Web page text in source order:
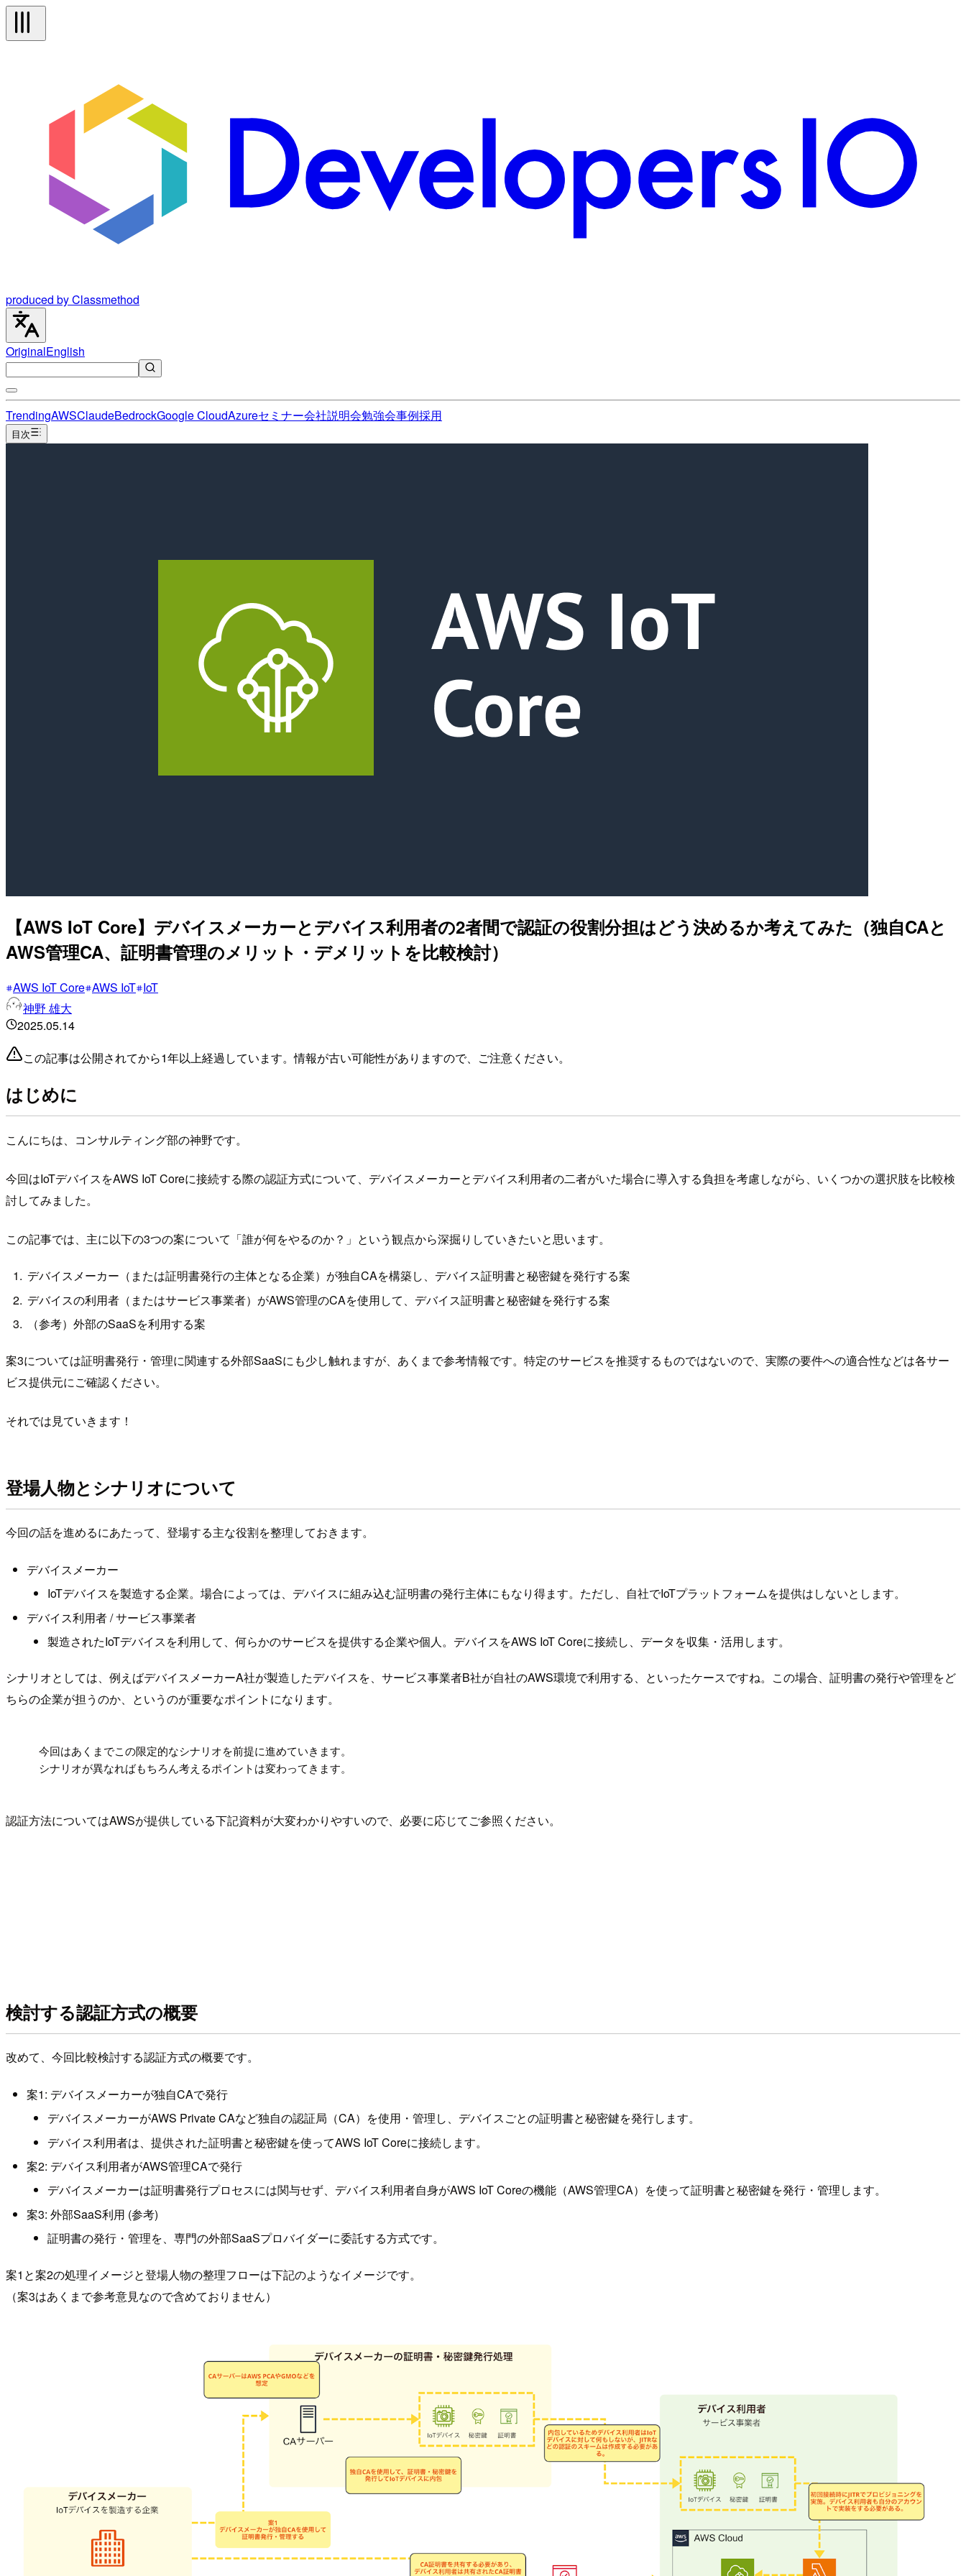
produced by Classmethod
OriginalEnglish
TrendingAWSClaudeBedrockGoogle CloudAzureセミナー会社説明会勉強会事例採用
目次
【AWS IoT Core】デバイスメーカーとデバイス利用者の2者間で認証の役割分担はどう決めるか考えてみた（独自CAと
AWS管理CA、証明書管理のメリット・デメリットを比較検討）
AWS IoT Core AWS IoT IoT
神野 雄大
2025.05.14
この記事は公開されてから1年以上経過しています。情報が古い可能性がありますので、ご注意ください。
はじめに
こんにちは、コンサルティング部の神野です。
今回はIoTデバイスをAWS IoT Coreに接続する際の認証方式について、デバイスメーカーとデバイス利用者の二者がいた場合に導入する負担を考慮しながら、いくつかの選択肢を比較検
討してみました。
この記事では、主に以下の3つの案について「誰が何をやるのか？」という観点から深掘りしていきたいと思います。
デバイスメーカー（または証明書発行の主体となる企業）が独自CAを構築し、デバイス証明書と秘密鍵を発行する案
デバイスの利用者（またはサービス事業者）がAWS管理のCAを使用して、デバイス証明書と秘密鍵を発行する案
（参考）外部のSaaSを利用する案
案3については証明書発行・管理に関連する外部SaaSにも少し触れますが、あくまで参考情報です。特定のサービスを推奨するものではないので、実際の要件への適合性などは各サー
ビス提供元にご確認ください。
それでは見ていきます！
登場人物とシナリオについて
今回の話を進めるにあたって、登場する主な役割を整理しておきます。
デバイスメーカー
IoTデバイスを製造する企業。場合によっては、デバイスに組み込む証明書の発行主体にもなり得ます。ただし、自社でIoTプラットフォームを提供はしないとします。
デバイス利用者 / サービス事業者
製造されたIoTデバイスを利用して、何らかのサービスを提供する企業や個人。デバイスをAWS IoT Coreに接続し、データを収集・活用します。
シナリオとしては、例えばデバイスメーカーA社が製造したデバイスを、サービス事業者B社が自社のAWS環境で利用する、といったケースですね。この場合、証明書の発行や管理をど
ちらの企業が担うのか、というのが重要なポイントになります。
今回はあくまでこの限定的なシナリオを前提に進めていきます。
シナリオが異なればもちろん考えるポイントは変わってきます。
認証方法についてはAWSが提供している下記資料が大変わかりやすいので、必要に応じてご参照ください。
検討する認証方式の概要
改めて、今回比較検討する認証方式の概要です。
案1: デバイスメーカーが独自CAで発行
デバイスメーカーがAWS Private CAなど独自の認証局（CA）を使用・管理し、デバイスごとの証明書と秘密鍵を発行します。
デバイス利用者は、提供された証明書と秘密鍵を使ってAWS IoT Coreに接続します。
案2: デバイス利用者がAWS管理CAで発行
デバイスメーカーは証明書発行プロセスには関与せず、デバイス利用者自身がAWS IoT Coreの機能（AWS管理CA）を使って証明書と秘密鍵を発行・管理します。
案3: 外部SaaS利用 (参考)
証明書の発行・管理を、専門の外部SaaSプロバイダーに委託する方式です。
案1と案2の処理イメージと登場人物の整理フローは下記のようなイメージです。
（案3はあくまで参考意見なので含めておりません）